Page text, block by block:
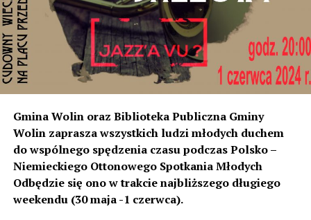
poziom dźwięku co tam. Sprawdzałyśmy, że odległość
naszych nieruchomości od drogi jest taka sama, a nawet
w stosunku do niektórych mniejsza niż tych, które są na
początku miejscowości chronione ekranami – mówi
Jolanta Podhajska.
Przedstawiciel GDDKiA mówi, że po roku od oddania
inwestycji będzie przeprowadzona ponowna analiza
hałasu, jeśli decybeli będzie więcej niż sądzono –
wówczas ekrany zostaną zamontowane.
– Jeżeli wyjdzie na to, że są przekroczone normy, to
Gmina Wolin oraz Biblioteka Publiczna Gminy
Wolin zaprasza wszystkich ludzi młodych duchem
do wspólnego spędzenia czasu podczas Polsko –
Niemieckiego Ottonowego Spotkania Młodych
Odbędzie się ono w trakcie najbliższego długiego
weekendu (30 maja -1 czerwca).